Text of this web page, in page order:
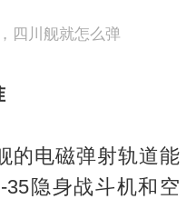
四川舰就怎么弹
的电磁弹射轨道能
隐身战斗机和空